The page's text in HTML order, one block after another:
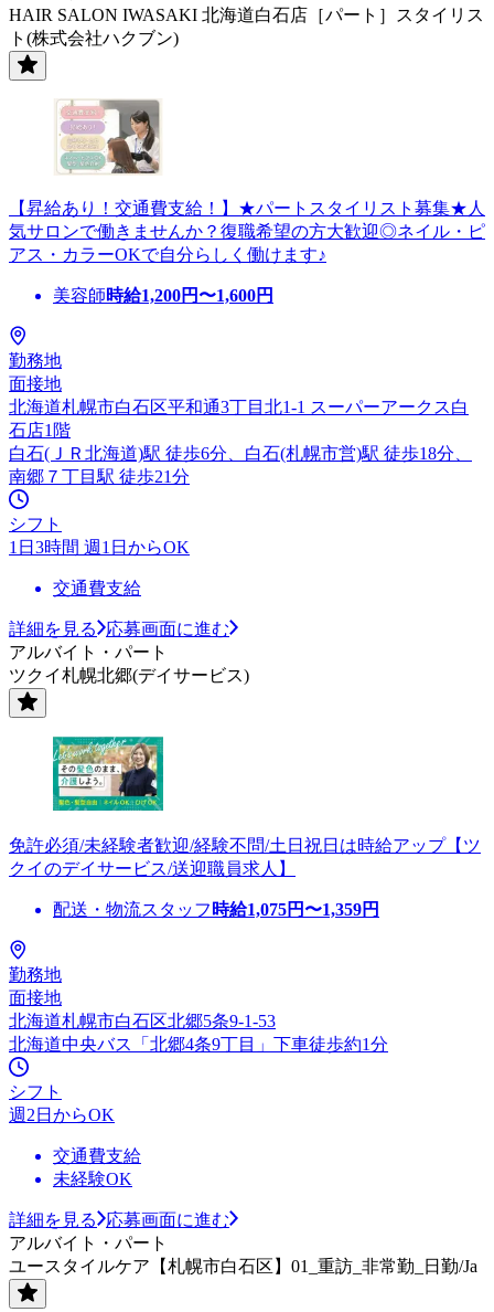
HAIR SALON IWASAKI 北海道白石店［パート］スタイリス
ト(株式会社ハクブン)
【昇給あり！交通費支給！】★パートスタイリスト募集★人
気サロンで働きませんか？復職希望の方大歓迎◎ネイル・ピ
アス・カラーOKで自分らしく働けます♪
美容師時給1,200円〜1,600円
勤務地
面接地
北海道札幌市白石区平和通3丁目北1-1 スーパーアークス白
石店1階
白石(ＪＲ北海道)駅 徒歩6分、白石(札幌市営)駅 徒歩18分、
南郷７丁目駅 徒歩21分
シフト
1日3時間 週1日からOK
交通費支給
詳細を見る
応募画面に進む
アルバイト・パート
ツクイ札幌北郷(デイサービス)
免許必須/未経験者歓迎/経験不問/土日祝日は時給アップ【ツ
クイのデイサービス/送迎職員求人】
配送・物流スタッフ 時給1,075円〜1,359円
勤務地
面接地
北海道札幌市白石区北郷5条9-1-53
北海道中央バス「北郷4条9丁目」下車徒歩約1分
シフト
週2日からOK
交通費支給
未経験OK
詳細を見る
応募画面に進む
アルバイト・パート
ユースタイルケア【札幌市白石区】01_重訪_非常勤_日勤/Ja